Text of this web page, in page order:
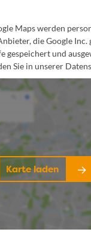
Maps werden
die Google Inc.
gespeichert und
Sie in unserer
Karte laden